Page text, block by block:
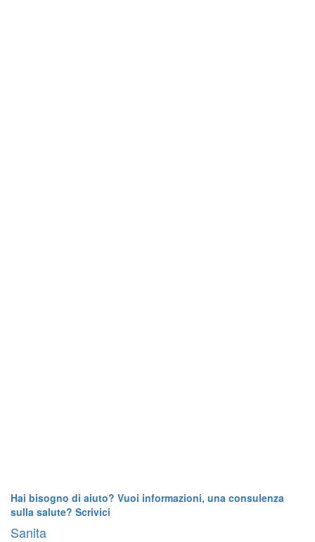
Hai bisogno di aiuto? Vuoi informazioni, una consulenza
sulla salute? Scrivici
Sanita